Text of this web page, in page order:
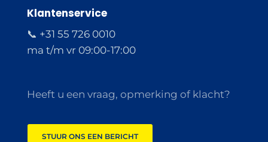
Klantenservice
📞 +31 55 726 0010
ma t/m vr 09:00-17:00
Heeft u een vraag, opmerking of klacht?
STUUR ONS EEN BERICHT